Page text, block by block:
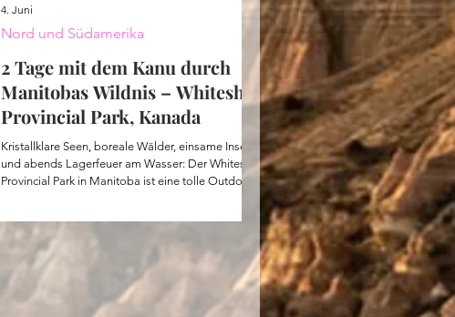
2 Tage mit dem Kanu durch
Manitobas Wildnis – Whiteshell
Provincial Park, Kanada
Kristallklare Seen, boreale Wälder, einsame Inseln
und abends Lagerfeuer am Wasser: Der Whiteshell
Provincial Park in Manitoba ist eine tolle Outdoor-
kleinen Insel mitten in der Wildnis und erlebst
Kanada von seiner ruhigsten Seite. Hier alle Infos
inklusive GPS-Track zur Tour.
Nord und Südamerika
4. Juni